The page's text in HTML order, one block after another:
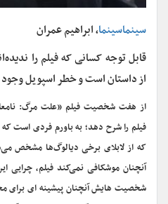
سینماسینما، ابراهیم عمران
قابل توجه کسانی که فیلم را
از داستان است و خطر اسپویل وجود
از هفت شخصیت فیلم «علت مرگ:
فیلم را شرح دهد؛ به باورم فردی است
که از لابلای برخی دیالوگ‌ها مشخص
آنچنان موشکافی نمی‌کند فیلم، چرایی
شخصیت هایش آنچنان پیشینه ای برای